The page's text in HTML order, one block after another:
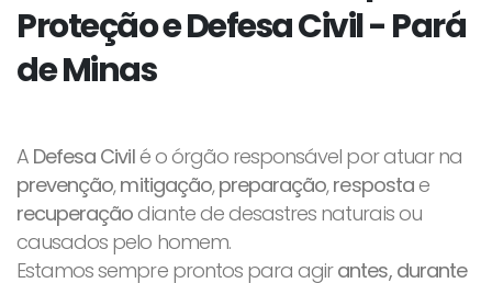
Proteção e Defesa Civil - Pará
de Minas
A Defesa Civilé o órgão responsável por atuar na
prevenção,mitigação,preparação,respostae
recuperaçãodiante de desastres naturais ou
causados ​​pelo homem.
Estamos sempre prontos para agirantes, durante